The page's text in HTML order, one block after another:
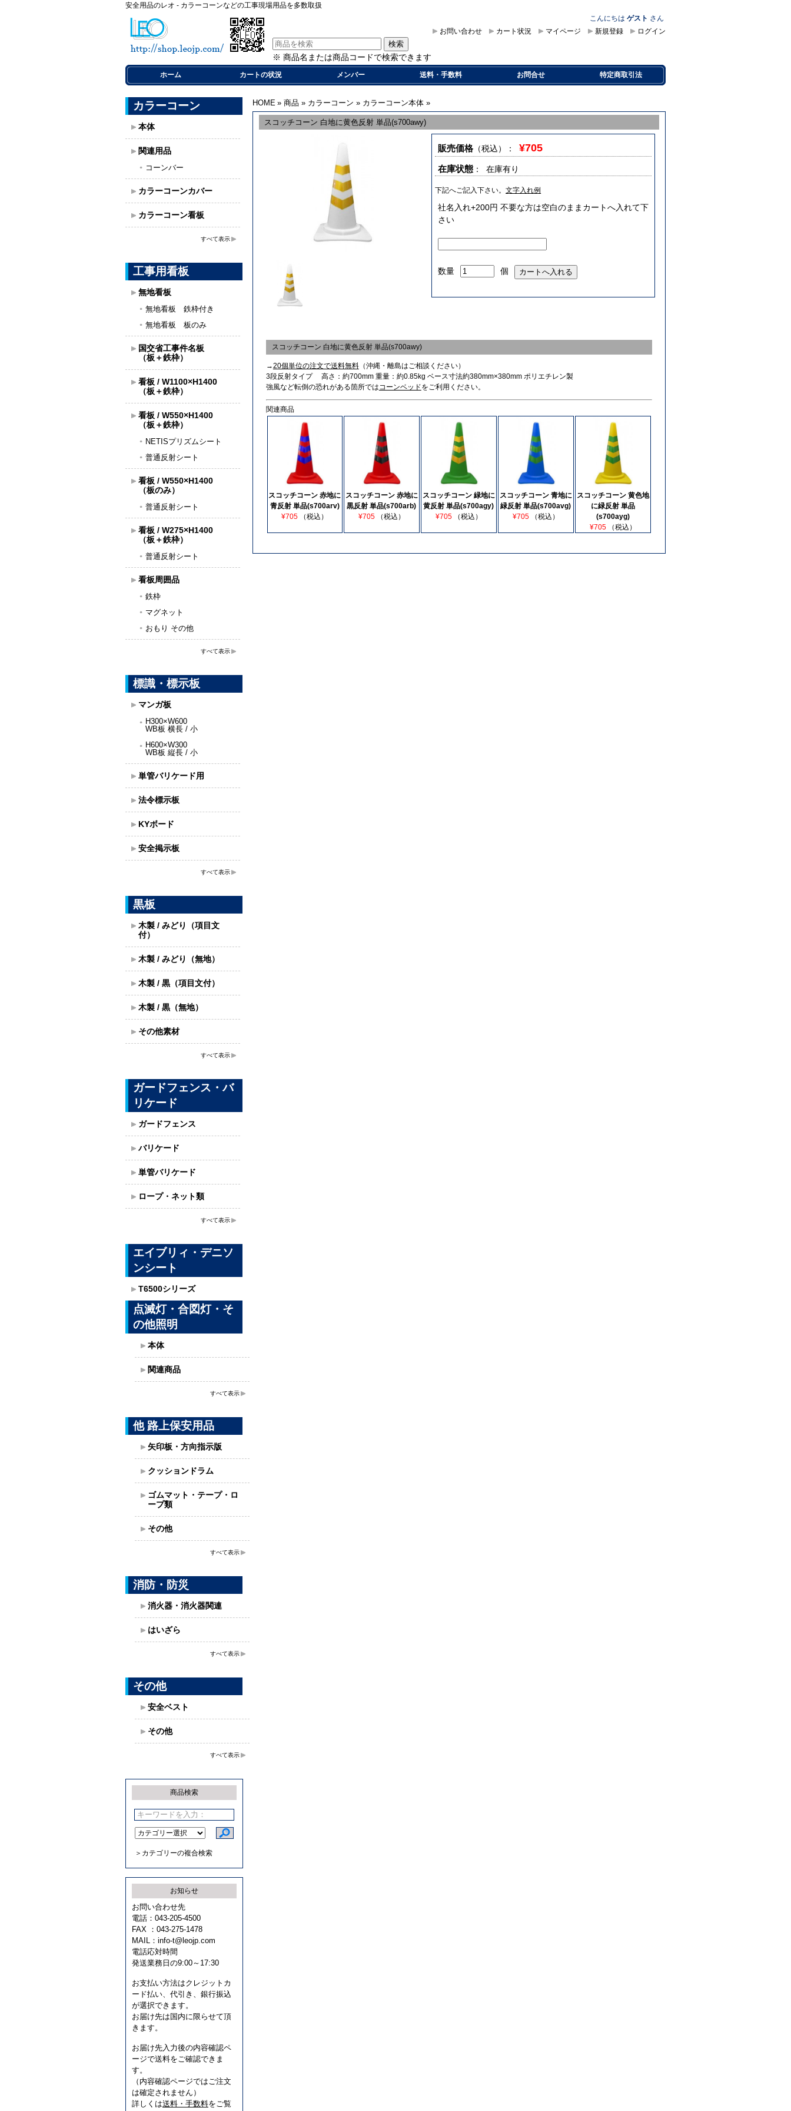
安全用品のレオ - カラーコーンなどの工事現場用品を多数取扱
こんにちは ゲスト さん
ログイン
新規登録
マイページ
カート状況
お問い合わせ
※ 商品名または商品コードで検索できます
ホーム カートの状況 メンバー 送料・手数料 お問合せ 特定商取引法
カラーコーン
本体
関連用品
コーンバー
カラーコーンカバー
カラーコーン看板
すべて表示
工事用看板
無地看板
無地看板 鉄枠付き
無地看板 板のみ
国交省工事件名板
（板＋鉄枠）
看板 / W1100×H1400
（板＋鉄枠）
看板 / W550×H1400
（板＋鉄枠）
NETISプリズムシート
普通反射シート
看板 / W550×H1400
（板のみ）
普通反射シート
看板 / W275×H1400
（板＋鉄枠）
普通反射シート
看板周囲品
鉄枠
マグネット
おもり その他
すべて表示
標識・標示板
マンガ板
H300×W600
WB板 横長 / 小
H600×W300
WB板 縦長 / 小
単管バリケード用
法令標示板
KYボード
安全掲示板
すべて表示
黒板
木製 / みどり（項目文
付）
木製 / みどり（無地）
木製 / 黒（項目文付）
木製 / 黒（無地）
その他素材
すべて表示
ガードフェンス・バ
リケード
ガードフェンス
バリケード
単管バリケード
ロープ・ネット類
すべて表示
エイブリィ・デニソ
ンシート
T6500シリーズ
点滅灯・合図灯・そ
の他照明
本体
関連商品
すべて表示
他 路上保安用品
矢印板・方向指示版
クッションドラム
ゴムマット・テープ・ロ
ープ類
その他
すべて表示
消防・防災
消火器・消火器関連
はいざら
すべて表示
その他
安全ベスト
その他
すべて表示
商品検索
＞カテゴリーの複合検索
お知らせ
お問い合わせ先
電話：043-205-4500
FAX ：043-275-1478
MAIL： info-t@leojp.com
電話応対時間
発送業務日の9:00～17:30
お支払い方法はクレジットカ
ード払い、代引き、銀行振込
が選択できます。
お届け先は国内に限らせて頂
きます。
お届け先入力後の内容確認ペ
ージで送料をご確認できま
す。
（内容確認ページではご注文
は確定されません）
詳しくは送料・手数料をご覧
HOME » 商品 » カラーコーン » カラーコーン本体 »
スコッチコーン 白地に黄色反射 単品(s700awy)
販売価格 （税込） ：¥705
在庫状態 ： 在庫有り
下記へご記入下さい。文字入れ例
社名入れ+200円 不要な方は空白のままカートへ入れて下
さい
数量 個
スコッチコーン 白地に黄色反射 単品(s700awy)
→20個単位の注文で送料無料（沖縄・離島はご相談ください）
3段反射タイプ 高さ：約700mm 重量：約0.85kg ベース寸法約380mm×380mm ポリエチレン製
強風など転倒の恐れがある箇所ではコーンベッドをご利用ください。
関連商品
スコッチコーン 赤地に
青反射 単品(s700arv)
¥705
（税込）
スコッチコーン 赤地に
黒反射 単品(s700arb)
¥705
（税込）
スコッチコーン 緑地に
黄反射 単品(s700agy)
¥705
（税込）
スコッチコーン 青地に
緑反射 単品(s700avg)
¥705
（税込）
スコッチコーン 黄色地
に緑反射 単品
(s700ayg)
¥705
（税込）